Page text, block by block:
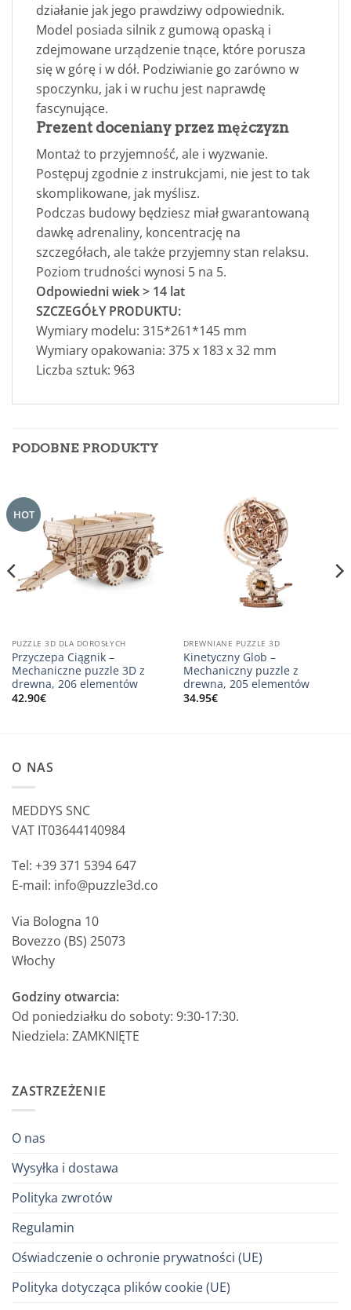
działanie jak jego prawdziwy odpowiednik.
Model posiada silnik z gumową opaską i
zdejmowane urządzenie tnące, które porusza
się w górę i w dół. Podziwianie go zarówno w
spoczynku, jak i w ruchu jest naprawdę
fascynujące.
Prezent doceniany przez mężczyzn
Montaż to przyjemność, ale i wyzwanie.
Postępuj zgodnie z instrukcjami, nie jest to tak
skomplikowane, jak myślisz.
Podczas budowy będziesz miał gwarantowaną
dawkę adrenaliny, koncentrację na
szczegółach, ale także przyjemny stan relaksu.
Poziom trudności wynosi 5 na 5.
Odpowiedni wiek > 14 lat
SZCZEGÓŁY PRODUKTU:
Wymiary modelu: 315*261*145 mm
Wymiary opakowania: 375 x 183 x 32 mm
Liczba sztuk: 963
PODOBNE PRODUKTY
HOT
PUZZLE 3D DLA DOROSŁYCH
Przyczepa Ciągnik –
Mechaniczne puzzle 3D z
drewna, 206 elementów
42.90€
DREWNIANE PUZZLE 3D
Kinetyczny Glob –
Mechaniczny puzzle z
drewna, 205 elementów
34.95€
O NAS
MEDDYS SNC
VAT IT03644140984
Tel: +39 371 5394 647
E-mail: info@puzzle3d.co
Via Bologna 10
Bovezzo (BS) 25073
Włochy
Godziny otwarcia:
Od poniedziałku do soboty: 9:30-17:30.
Niedziela: ZAMKNIĘTE
ZASTRZEŻENIE
O nas
Wysyłka i dostawa
Polityka zwrotów
Regulamin
Oświadczenie o ochronie prywatności (UE)
Polityka dotycząca plików cookie (UE)